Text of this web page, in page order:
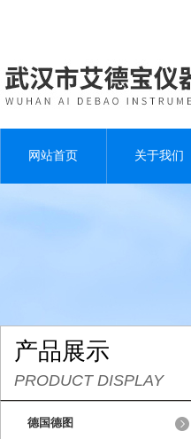
网站首页 关于我们
产品展示
PRODUCT DISPLAY
德国德图